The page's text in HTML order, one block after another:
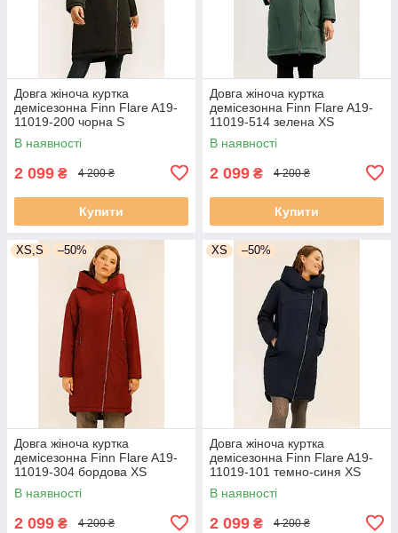
Довга жіноча куртка
демісезонна Finn Flare A19-
11019-200 чорна S
В наявності
2 099 ₴ 4 200 ₴
Купити
Довга жіноча куртка
демісезонна Finn Flare A19-
11019-514 зелена XS
В наявності
2 099 ₴ 4 200 ₴
Купити
XS,S –50%
Довга жіноча куртка
демісезонна Finn Flare A19-
11019-304 бордова XS
В наявності
2 099 ₴ 4 200 ₴
XS –50%
Довга жіноча куртка
демісезонна Finn Flare A19-
11019-101 темно-синя XS
В наявності
2 099 ₴ 4 200 ₴